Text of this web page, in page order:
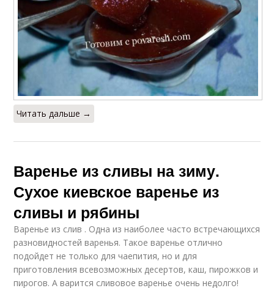
Читать дальше →
Варенье из сливы на зиму.
Сухое киевское варенье из
сливы и рябины
Варенье из слив . Одна из наиболее часто встречающихся
разновидностей варенья. Такое варенье отлично
подойдет не только для чаепития, но и для
приготовления всевозможных десертов, каш, пирожков и
пирогов. А варится сливовое варенье очень недолго!